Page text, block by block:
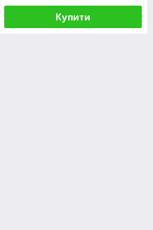
Купити